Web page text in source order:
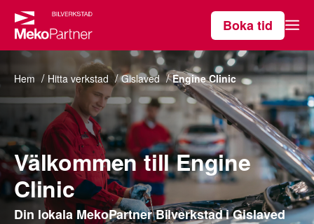
Våra tjänster
Hitta verkstad
Om MekoPartner
Boka tid
Hem Hitta verkstad Gislaved Engine Clinic
Välkommen till Engine
Clinic
Din lokala MekoPartner Bilverkstad i Gislaved